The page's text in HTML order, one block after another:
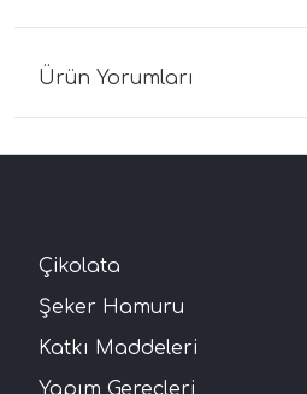
Ürün Yorumları
Çikolata
Şeker Hamuru
Katkı Maddeleri
Yapım Gereçleri